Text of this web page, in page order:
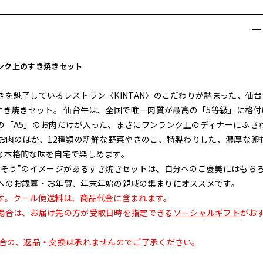
ク上のすき焼きセット
魅了しているレストラン〈KINTAN〉のこだわりが詰まった、仙
焼きセット。 仙台牛は、全国で唯一肉質が最高の「5等級」に格
A5」のお肉だけが入った、まさにワンランク上のディナーにふさ
のほか、12種類の新鮮な野菜やきのこ、特製わりした、濃厚な卵
格的な味を自宅で楽しめます。
う”のイメージがあるすき焼きセットは、自分へのご褒美にはもちろ
お歳暮・お年賀、年末年始の親戚の集まりにオススメです。
クール便送料は、商品代金に含まれます。
は、お届け先の方が受取日時を指定できる ソーシャルギフトがお
、返品・交換は承れませんのでご了承ください。